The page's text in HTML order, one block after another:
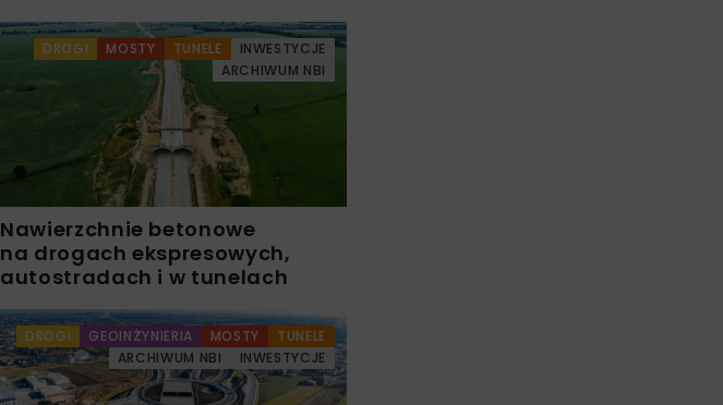
DROGI MOSTY TUNELE
INWESTYCJE
ARCHIWUM NBI
Nawierzchnie betonowe
na drogach ekspresowych,
autostradach i w tunelach
DROGI GEOINŻYNIERIA MOSTY
TUNELE
ARCHIWUM NBI
INWESTYCJE